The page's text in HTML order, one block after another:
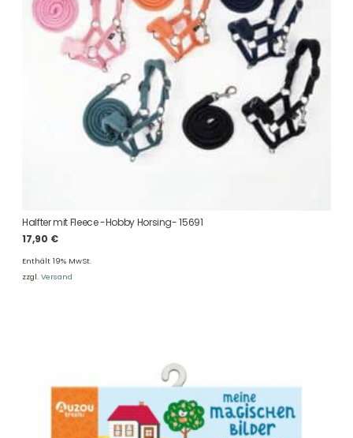
Halfter mit Fleece -Hobby Horsing- 15691
17,90 €
Enthält 19% MwSt.
zzgl. Versand